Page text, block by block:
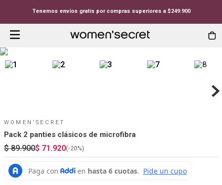
Tenemos envíos gratis por compras superiores a $249.900
WOMEN'SECRET
Pack 2 panties clásicos de microfibra
$ 89.900$ 71.920(-20%)